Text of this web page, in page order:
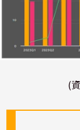
(